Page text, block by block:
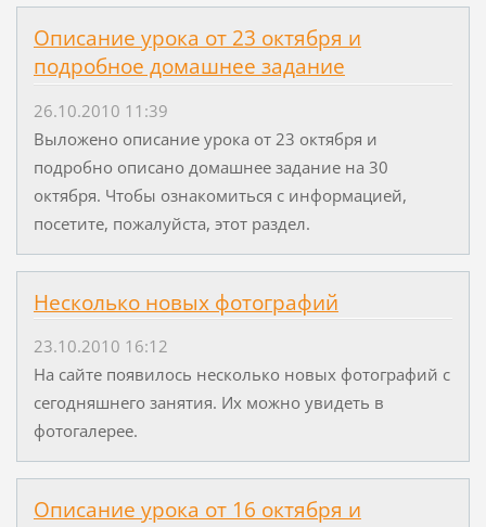
Описание урока от 23 октября и
подробное домашнее задание
26.10.2010 11:39
Выложено описание урока от 23 октября и
подробно описано домашнее задание на 30
октября. Чтобы ознакомиться с информацией,
посетите, пожалуйста, этот раздел.
Несколько новых фотографий
23.10.2010 16:12
На сайте появилось несколько новых фотографий с
сегодняшнего занятия. Их можно увидеть в
фотогалерее.
Описание урока от 16 октября и